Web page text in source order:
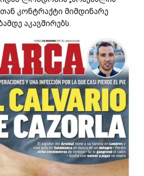
კონტრაქტი მიმდინარე
აკავშირებს.